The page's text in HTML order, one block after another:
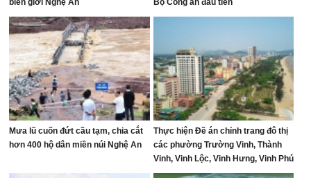
biên giới Nghệ An
Bộ Công an đầu tiên
Mưa lũ cuốn đứt cầu tạm, chia cắt
hơn 400 hộ dân miền núi Nghệ An
Thực hiện Đề án chỉnh trang đô thị
các phường Trường Vinh, Thành
Vinh, Vinh Lộc, Vinh Hưng, Vinh Phú
và Cửa Lò giai đoạn 2026 – 2030